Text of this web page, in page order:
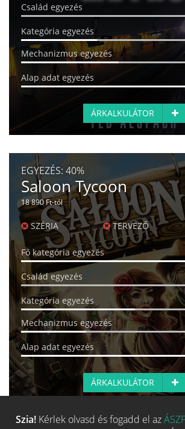
Család egyezés
Kategória egyezés
Mechanizmus egyezés
Alap adat egyezés
ÁRKALKULÁTOR
EGYEZÉS: 40%
Saloon Tycoon
18 890 Ft-tól
SZÉRIA TERVEZŐ
Fő kategória egyezés
Család egyezés
Kategória egyezés
Mechanizmus egyezés
Alap adat egyezés
ÁRKALKULÁTOR
Szia! Kérlek olvasd és fogadd el az